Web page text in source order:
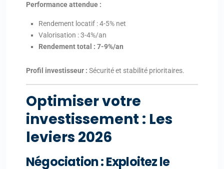
Performance attendue :
Rendement locatif : 4-5% net
Valorisation : 3-4%/an
Rendement total : 7-9%/an
Profil investisseur : Sécurité et stabilité prioritaires.
Optimiser votre
investissement : Les
leviers 2026
Négociation : Exploitez le